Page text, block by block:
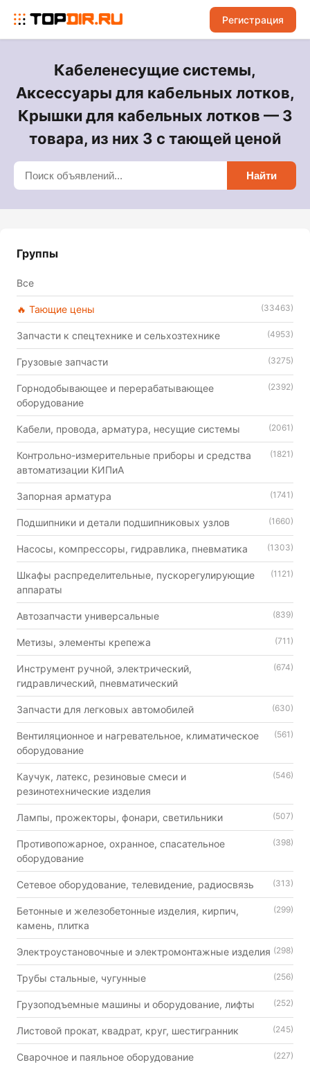
Регистрация
Кабеленесущие системы,
Аксессуары для кабельных лотков,
Крышки для кабельных лотков — 3
товара, из них 3 с тающей ценой
Найти
Группы
Все
🔥 Тающие цены (33463)
Запчасти к спецтехнике и сельхозтехнике (4953)
Грузовые запчасти (3275)
Горнодобывающее и перерабатывающее
оборудование
(2392)
Кабели, провода, арматура, несущие системы (2061)
Контрольно-измерительные приборы и средства
автоматизации КИПиА
(1821)
Запорная арматура (1741)
Подшипники и детали подшипниковых узлов (1660)
Насосы, компрессоры, гидравлика, пневматика (1303)
Шкафы распределительные, пускорегулирующие
аппараты
(1121)
Автозапчасти универсальные (839)
Метизы, элементы крепежа (711)
Инструмент ручной, электрический,
гидравлический, пневматический
(674)
Запчасти для легковых автомобилей (630)
Вентиляционное и нагревательное, климатическое
оборудование
(561)
Каучук, латекс, резиновые смеси и
резинотехнические изделия
(546)
Лампы, прожекторы, фонари, светильники (507)
Противопожарное, охранное, спасательное
оборудование
(398)
Сетевое оборудование, телевидение, радиосвязь (313)
Бетонные и железобетонные изделия, кирпич,
камень, плитка
(299)
Электроустановочные и электромонтажные изделия (298)
Трубы стальные, чугунные (256)
Грузоподъемные машины и оборудование, лифты (252)
Листовой прокат, квадрат, круг, шестигранник (245)
Сварочное и паяльное оборудование (227)